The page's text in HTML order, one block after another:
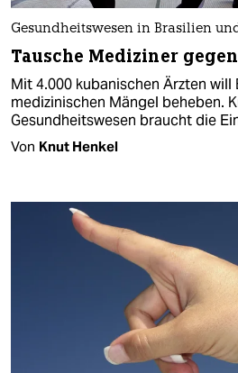
Gesundheitswesen in Brasilien
Tausche Mediziner
Mit 4.000 kubanischen Ärzten will
medizinischen Mängel beheben.
Gesundheitswesen braucht die
Von Knut Henkel